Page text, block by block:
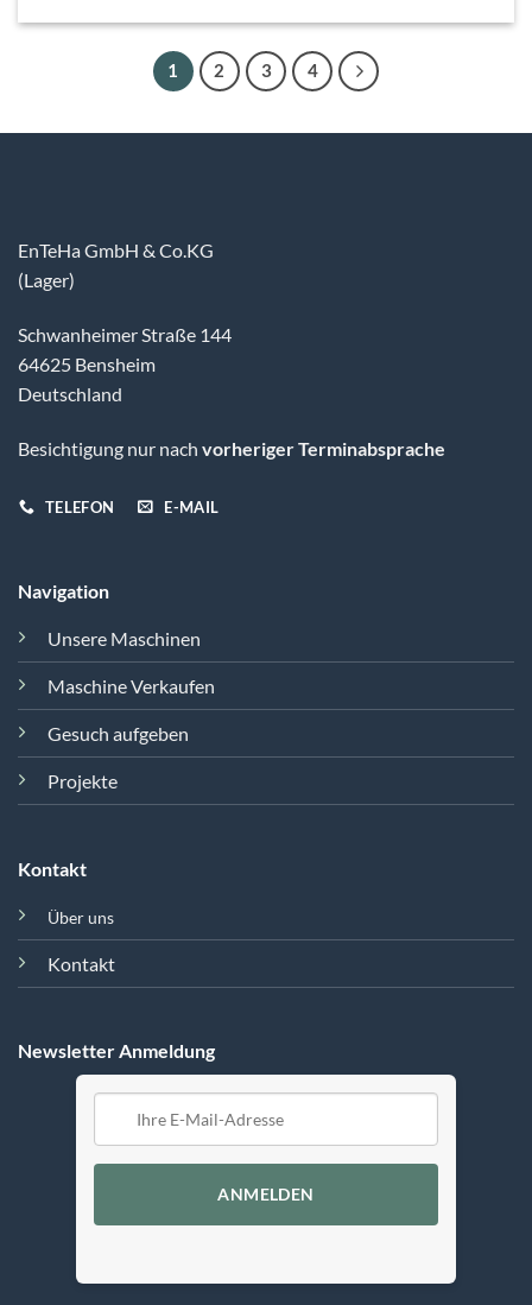
1 2 3 4
EnTeHa GmbH & Co.KG
(Lager)
Schwanheimer Straße 144
64625 Bensheim
Deutschland
Besichtigung nur nach vorheriger Terminabsprache
TELEFON E-MAIL
Navigation
Unsere Maschinen
Maschine Verkaufen
Gesuch aufgeben
Projekte
Kontakt
Über uns
Kontakt
Newsletter Anmeldung
ANMELDEN